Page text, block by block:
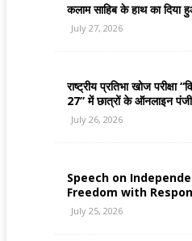
कलाम साहिब के हाथ का दिया
July 27, 2026
राष्ट्रीय प्रतिभा खोज परीक्षा
27” में छात्रों के ऑनलाइन
July 26, 2026
Speech on
Freedom with
July 25, 2026